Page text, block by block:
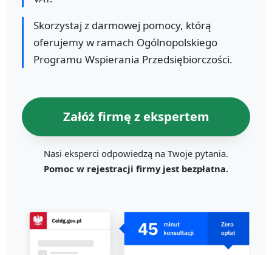
Skorzystaj z darmowej pomocy, którą
oferujemy w ramach Ogólnopolskiego
Programu Wspierania Przedsiębiorczości.
Załóż firmę z ekspertem
Nasi eksperci odpowiedzą na Twoje pytania.
Pomoc w rejestracji firmy jest bezpłatna.